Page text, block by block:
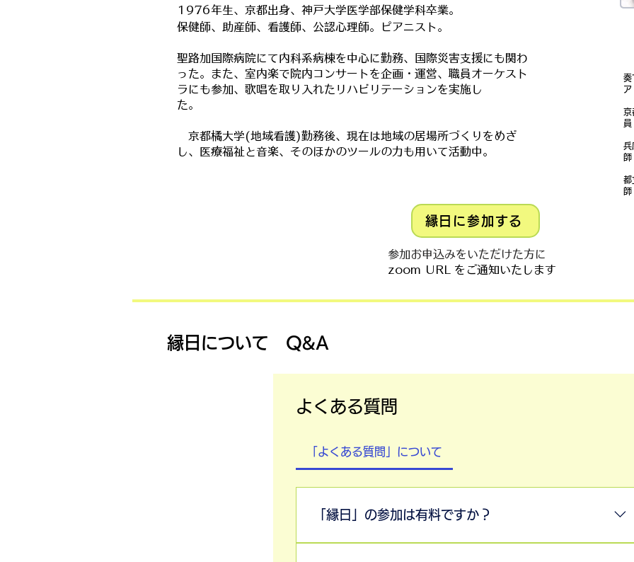
1976年生、京都出身、神戸大学医学部保健学科卒業。
保健師、助産師、看護師、公認心理師。ピアニスト。
聖路加国際病院にて内科系病棟を中心に勤務、国際災害支援にも関わ
った。また、室内楽で院内コンサートを企画・運営、職員オーケスト
ラにも参加、歌唱を取り入れたリハビリテーションを実施し
た。
京都橘大学(地域看護)勤務後、現在は地域の居場所づくりをめざ
し、医療福祉と音楽、そのほかのツールの力も用いて活動中。
奏
京
兵
都
縁日に参加する
​参加お申込みをいただけた方に
zoom URL をご通知いたします
​縁日について Q&A
よくある質問
「よくある質問」について
「縁日」の参加は有料ですか？